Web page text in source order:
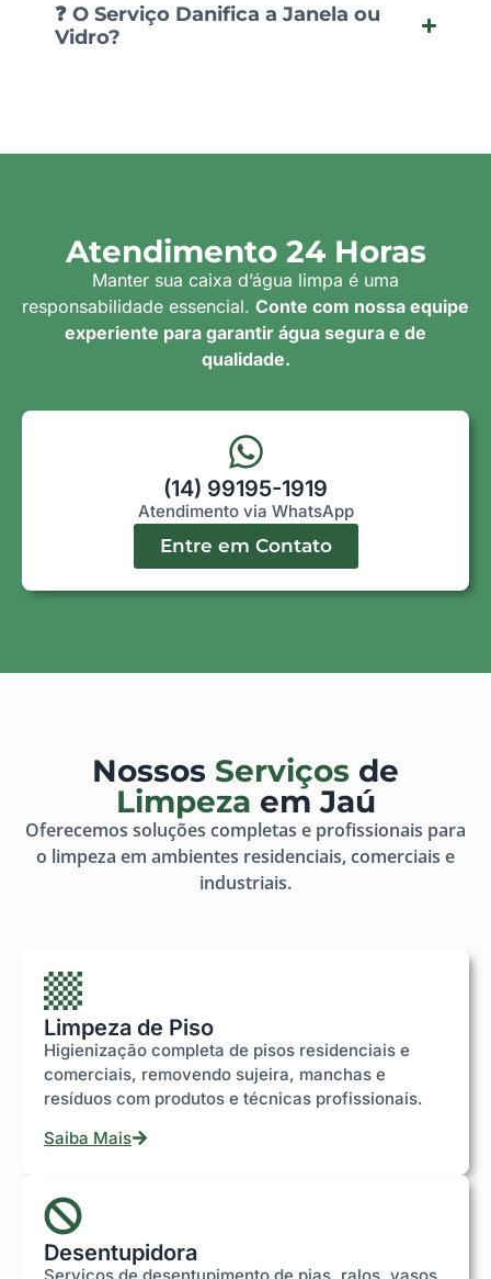
❓ O Serviço Danifica a Janela ou
Vidro?
Atendimento 24 Horas
Manter sua caixa d’água limpa é uma
responsabilidade essencial. Conte com nossa equipe
experiente para garantir água segura e de
qualidade.
(14) 99195-1919
Atendimento via WhatsApp
Entre em Contato
Nossos Serviços de
Limpeza em Jaú
Oferecemos soluções completas e profissionais para
o limpeza em ambientes residenciais, comerciais e
industriais.
Limpeza de Piso
Higienização completa de pisos residenciais e
comerciais, removendo sujeira, manchas e
resíduos com produtos e técnicas profissionais.
Saiba Mais
Desentupidora